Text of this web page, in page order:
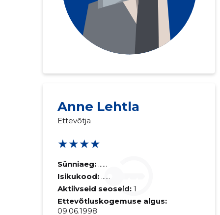
Anne Lehtla
Ettevõtja
★★★★
Sünniaeg: ......
Isikukood: ......
Aktiivseid seoseid: 1
Ettevõtluskogemuse algus:
09.06.1998